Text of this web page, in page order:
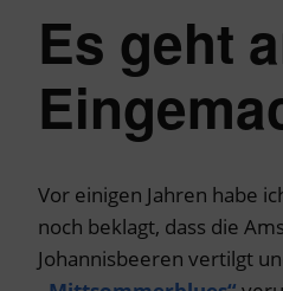
Es geht
Vor einigen Jahren habe
noch beklagt, dass die
Johannisbeeren vertilgt